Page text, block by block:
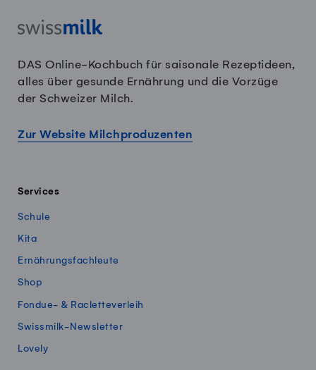
DAS Online-Kochbuch für saisonale Rezeptideen,
alles über gesunde Ernährung und die Vorzüge
der Schweizer Milch.
Zur Website Milchproduzenten
Services
Schule
Kita
Ernährungsfachleute
Shop
Fondue- & Racletteverleih
Swissmilk-Newsletter
Lovely